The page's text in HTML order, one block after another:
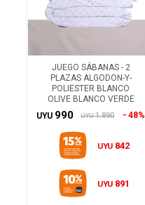
JUEGO SÁBANAS - 2
PLAZAS ALGODON-Y-
POLIESTER BLANCO
OLIVE BLANCO VERDE
UYU 990 UYU 1.890 48%
UYU 842
UYU 891